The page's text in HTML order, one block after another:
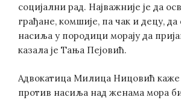
социјални рад. Најважније је да
грађане, комшије, па чак и децу, да
насиља у породици морају да
казала је Тања Пејовић.
Адвокатица Милица Ницовић каже
против насиља над женама мора